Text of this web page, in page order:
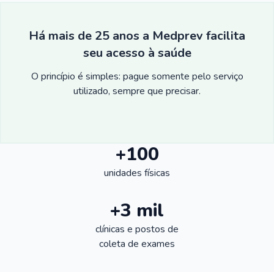
Há mais de 25 anos a Medprev facilita
seu acesso à saúde
O princípio é simples: pague somente pelo serviço
utilizado, sempre que precisar.
+100
unidades físicas
+3 mil
clínicas e postos de
coleta de exames